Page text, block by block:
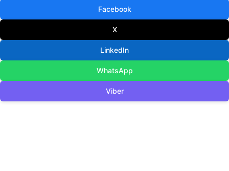
Facebook
X
LinkedIn
WhatsApp
Viber